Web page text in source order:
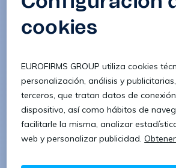
Contraseña
Confirmar contraseña
8 caracteres 1 letra minúscula
1 letra mayúscula 1 número